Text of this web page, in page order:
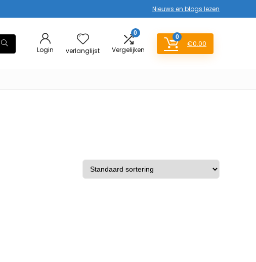
Nieuws en blogs lezen
Login verlanglijst
0
Vergelijken
0
€0.00